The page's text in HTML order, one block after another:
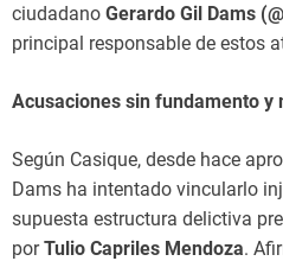
ciudadano Gerardo Gil Dams
principal responsable de estos
Acusaciones sin fundamento y
Según Casique, desde hace
Dams ha intentado vincularlo
supuesta estructura delictiva
porTulio Capriles Mendoza.